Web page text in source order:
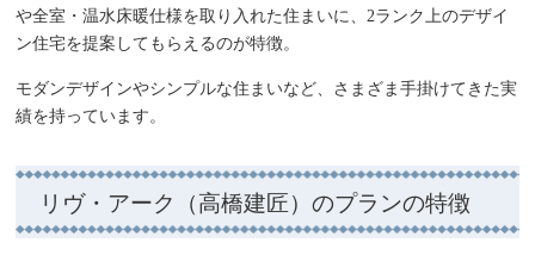
や全室・温水床暖仕様を取り入れた住まいに、2ランク上のデザイ
ン住宅を提案してもらえるのが特徴。
モダンデザインやシンプルな住まいなど、さまざま手掛けてきた実
績を持っています。
リヴ・アーク（高橋建匠）のプランの特徴